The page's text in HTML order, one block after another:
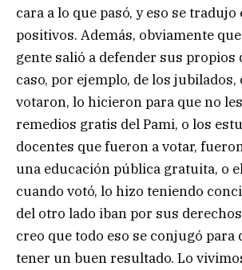
cara a lo que pasó, y eso se
positivos. Además, obviamente
gente salió a defender sus propios
caso, por ejemplo, de los jubilados,
votaron, lo hicieron para que no
remedios gratis del Pami, o los
docentes que fueron a votar,
una educación pública gratuita, o
cuando votó, lo hizo teniendo
del otro lado iban por sus
creo que todo eso se conjugó para
tener un buen resultado. Lo